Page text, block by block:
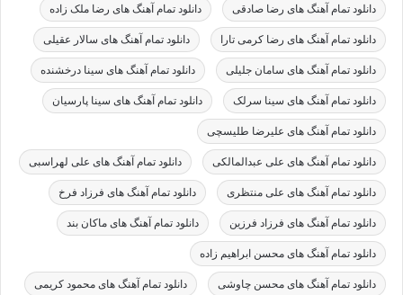
دانلود تمام آهنگ های رضا صادقی دانلود تمام آهنگ های رضا ملک زاده
دانلود تمام آهنگ های رضا کرمی تارا دانلود تمام آهنگ های سالار عقیلی
دانلود تمام آهنگ های سامان جلیلی دانلود تمام آهنگ های سینا درخشنده
دانلود تمام آهنگ های سینا سرلک دانلود تمام آهنگ های سینا پارسیان
دانلود تمام آهنگ های علیرضا طلیسچی
دانلود تمام آهنگ های علی عبدالمالکی دانلود تمام آهنگ های علی لهراسبی
دانلود تمام آهنگ های علی منتظری دانلود تمام آهنگ های فرزاد فرخ
دانلود تمام آهنگ های فرزاد فرزین دانلود تمام آهنگ های ماکان بند
دانلود تمام آهنگ های محسن ابراهیم زاده
دانلود تمام آهنگ های محسن چاوشی دانلود تمام آهنگ های محمود کریمی